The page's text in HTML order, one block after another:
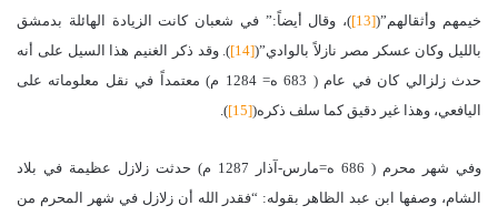
خيمهم وأثقالهم”([13]
)، وقال أيضاً:” في شعبان كانت الزيادة الهائلة بدمشق
بالليل وكان عسكر مصر نازلاً بالوادي”([14]
).وقد ذكر الغنيم هذا السيل على أنه
حدث زلزالي كان في عام ( 683 ه= 1284 م) معتمداً
في نقل معلوماته على
اليافعي، وهذا غير دقيق كما سلف ذكره([15]
).
وفي شهر محرم ( 686 ه=مارس-آذار 1287 م) حدثت زلازل عظيمة في بلاد
الشام، وصفها ابن عبد الظاهر بقوله: “فقدر الله أن زلازل في شهر المحرم من